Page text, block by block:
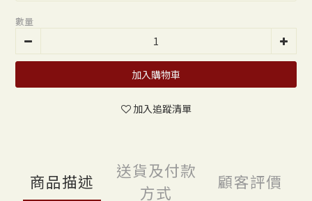
數量
加入購物車
加入追蹤清單
商品描述
送貨及付款
方式
顧客評價